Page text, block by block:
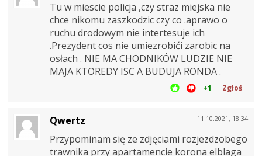
Tu w miescie policja ,czy straz miejska nie
chce nikomu zaszkodzic czy co .aprawo o
ruchu drodowym nie intertesuje ich
.Prezydent cos nie umiezrobići zarobic na
osłach . NIE MA CHODNIKÓW LUDZIE NIE
MAJA KTOREDY ISC A BUDUJA RONDA .
+1 Zgłoś
11.10.2021, 18:34
Qwertz
Przypominam się ze zdjęciami rozjezdzobego
trawnika przy apartamencie korona elblaga